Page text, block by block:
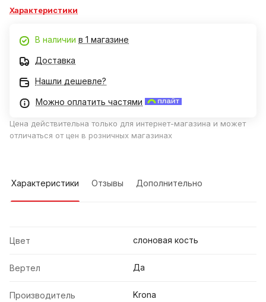
Характеристики
В наличии в 1 магазине
Доставка
Нашли дешевле?
Можно оплатить частями
Цена действительна только для интернет-магазина и может
отличаться от цен в розничных магазинах
Характеристики Отзывы Дополнительно
Цвет слоновая кость
Вертел Да
Производитель Krona